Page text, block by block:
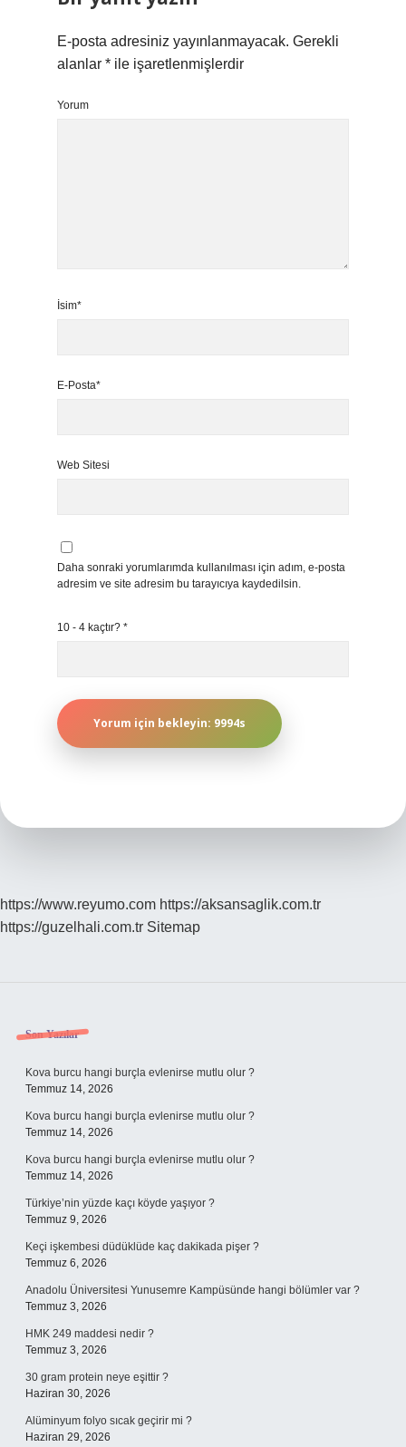
E-posta adresiniz yayınlanmayacak. Gerekli
alanlar * ile işaretlenmişlerdir
Yorum
İsim*
E-Posta*
Web Sitesi
Daha sonraki yorumlarımda kullanılması için adım, e-posta
adresim ve site adresim bu tarayıcıya kaydedilsin.
10 - 4 kaçtır? *
https://www.reyumo.com https://aksansaglik.com.tr
https://guzelhali.com.tr Sitemap
Sidebar
Son Yazılar
Kova burcu hangi burçla evlenirse mutlu olur ?
Temmuz 14, 2026
Kova burcu hangi burçla evlenirse mutlu olur ?
Temmuz 14, 2026
Kova burcu hangi burçla evlenirse mutlu olur ?
Temmuz 14, 2026
Türkiye’nin yüzde kaçı köyde yaşıyor ?
Temmuz 9, 2026
Keçi işkembesi düdüklüde kaç dakikada pişer ?
Temmuz 6, 2026
Anadolu Üniversitesi Yunusemre Kampüsünde hangi bölümler var ?
Temmuz 3, 2026
HMK 249 maddesi nedir ?
Temmuz 3, 2026
30 gram protein neye eşittir ?
Haziran 30, 2026
Alüminyum folyo sıcak geçirir mi ?
Haziran 29, 2026